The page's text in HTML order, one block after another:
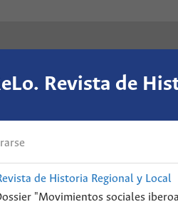
Revista de
de Historia Regional y Local
"Movimientos sociales